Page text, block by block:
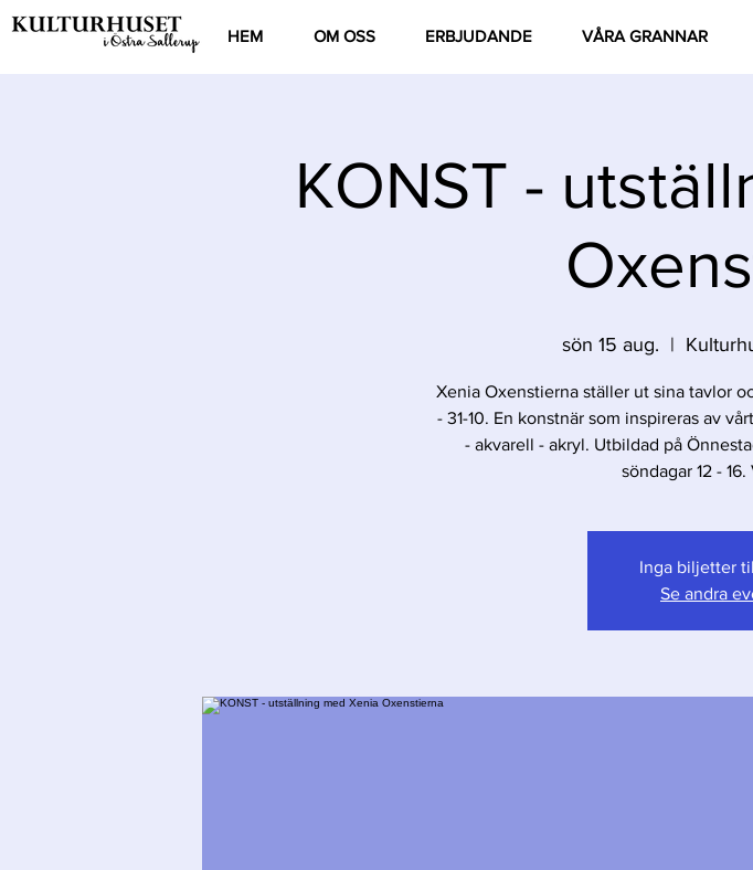
HEM OM OSS ERBJUDANDE VÅRA GRANNAR
KONST -
sön 15 aug.
  |
Xenia Oxenstierna ställer ut sina tavlor
- 31-10. En konstnär som inspireras av
- akvarell - akryl. Utbildad på
söndagar 12 -
Inga biljetter
Se andra